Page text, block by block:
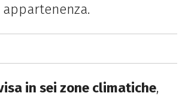
in sei zone climatiche,